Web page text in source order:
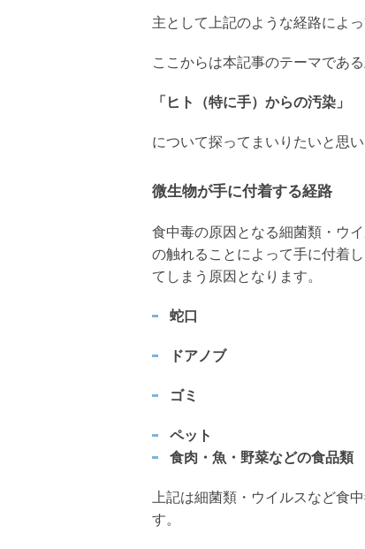
主として上記のような経路によっ
ここからは本記事のテーマである
「ヒト（特に手）からの汚染」
について探ってまいりたいと思い
微生物が手に付着する経路
食中毒の原因となる細菌類・ウ
の触れることによって手に付着
てしまう原因となります。
蛇口
ドアノブ
ゴミ
ペット
食肉・魚・野菜などの食品類
上記は細菌類・ウイルスなど食
す。